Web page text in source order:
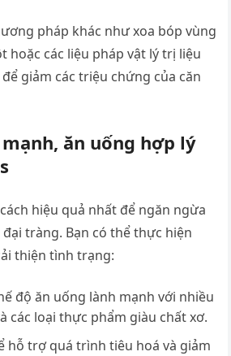
pháp khác như xoa bóp vùng
hoặc các liệu pháp vật lý trị liệu
giảm các triệu chứng của căn
ăn uống hợp lý
hiệu quả nhất để ngăn ngừa
tràng. Bạn có thể thực hiện
thiện tình trạng:
độ ăn uống lành mạnh với nhiều
các loại thực phẩm giàu chất xơ.
hỗ trợ quá trình tiêu hoá và giảm